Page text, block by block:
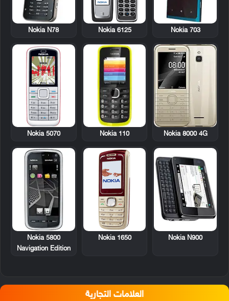
Nokia 703
Nokia 6125
Nokia N78
Nokia 8000 4G
Nokia 110
Nokia 5070
Nokia N900
Nokia 1650
Nokia 5800
Navigation Edition
العلامات التجارية